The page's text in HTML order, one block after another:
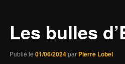
Les bulles
Publié le 01/06/2024par Pierre Lobel